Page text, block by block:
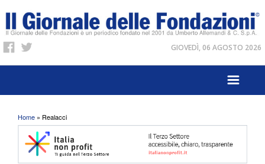
GIOVEDÌ, 06 AGOSTO 2026
Tu sei qui
Home » Realacci